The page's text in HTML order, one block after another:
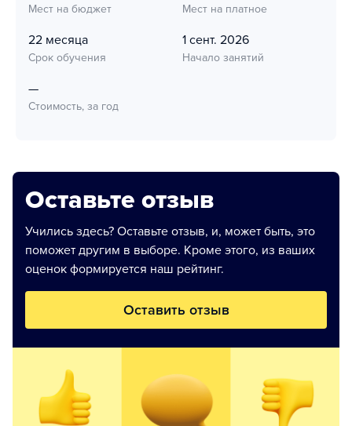
Мест на бюджет Мест на платное
22 месяца
Срок обучения
1 сент. 2026
Начало занятий
—
Стоимость, за год
Оставьте отзыв
Учились здесь? Оставьте отзыв, и, может быть, это
поможет другим в выборе. Кроме этого, из ваших
оценок формируется наш рейтинг.
Оставить отзыв